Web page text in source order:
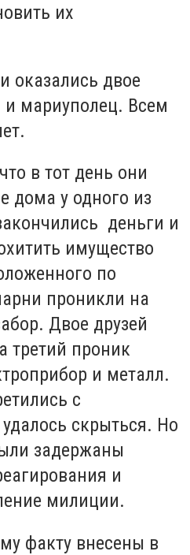
их
оказались двое
и мариуполец. Всем
в тот день они
дома у одного из
деньги и
имущество
по
проникли на
Двое друзей
третий проник
и металл.
с
скрыться. Но
задержаны
и
милиции.
факту внесены в